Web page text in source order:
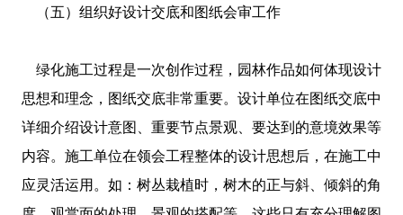
（五）组织好设计交底和图纸会审工作
绿化施工过程是一次创作过程，园林作品如何体现设计
思想和理念，图纸交底非常重要。设计单位在图纸交底中
详细介绍设计意图、重要节点景观、要达到的意境效果等
内容。施工单位在领会工程整体的设计思想后，在施工中
应灵活运用。如：树丛栽植时，树木的正与斜、倾斜的角